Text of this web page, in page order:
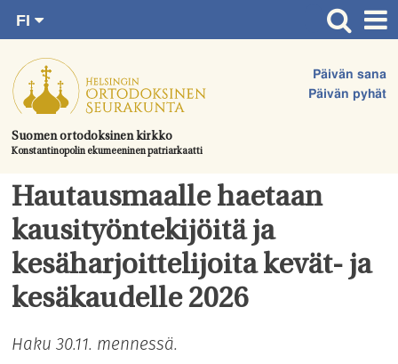
suoraan
sisältöön.
Suomen ortodoksinen kirkko
Konstantinopolin ekumeeninen patriarkaatti
Päivän sana
Päivän pyhät
FI
SV
EN
UA
Etusivu
Ajankohtaista
Juhlat & toimitukset
Kirkot
Apua & tukea
Tule mukaan
Hautausmaa
Hautausmaalle haetaan
kausityöntekijöitä ja
kesäharjoittelijoita kevät- ja
kesäkaudelle 2026
Haku 30.11. mennessä.